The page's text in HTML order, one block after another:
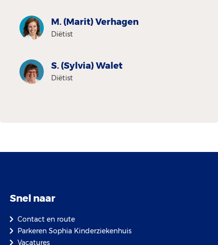
M. (Marit) Verhagen
Diëtist
S. (Sylvia) Walet
Diëtist
Snel naar
Contact en route
Parkeren Sophia Kinderziekenhuis
Vacatures